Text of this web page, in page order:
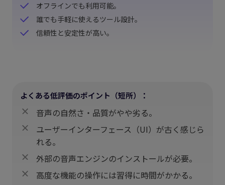
オフラインでも利用可能。
誰でも手軽に使えるツール設計。
信頼性と安定性が高い。
よくある低評価のポイント（短所）：
音声の自然さ・品質がやや劣る。
ユーザーインターフェース（UI）が古く感じら
れる。
外部の音声エンジンのインストールが必要。
高度な機能の操作には習得に時間がかかる。